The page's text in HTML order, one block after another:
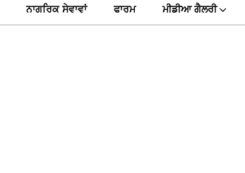
ਨਾਗਰਿਕ ਸੇਵਾਵਾਂ ਫਾਰਮ ਮੀਡੀਆ ਗੈਲਰੀ